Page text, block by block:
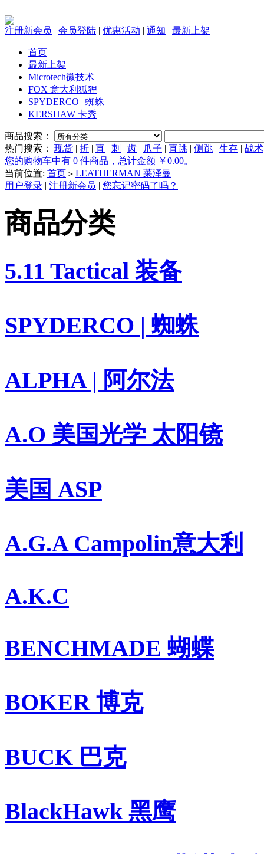
注册新会员 | 会员登陆 | 优惠活动 | 通知 | 最新上架
首页
最新上架
Microtech微技术
FOX 意大利狐狸
SPYDERCO | 蜘蛛
KERSHAW 卡秀
商品搜索：
热门搜索：
现货 | 折 | 直 | 刺 | 齿 | 爪子 | 直跳 | 侧跳 | 生存 | 战术
您的购物车中有 0 件商品，总计金额 ￥0.00。
当前位置: 首页 > LEATHERMAN 莱泽曼
用户登录 | 注册新会员 | 您忘记密码了吗？
商品分类
5.11 Tactical 装备
SPYDERCO | 蜘蛛
ALPHA | 阿尔法
A.O 美国光学 太阳镜
美国 ASP
A.G.A Campolin意大利
A.K.C
BENCHMADE 蝴蝶
BOKER 博克
BUCK 巴克
BlackHawk 黑鹰